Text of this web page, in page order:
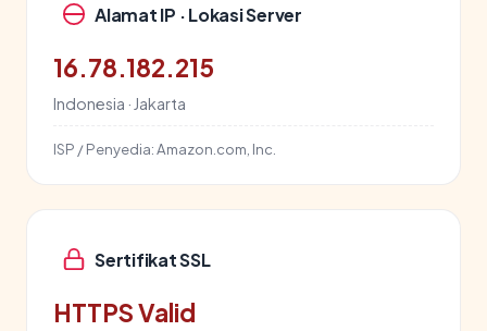
Alamat IP · Lokasi Server
16.78.182.215
Indonesia · Jakarta
ISP / Penyedia:Amazon.com, Inc.
Sertifikat SSL
HTTPS Valid